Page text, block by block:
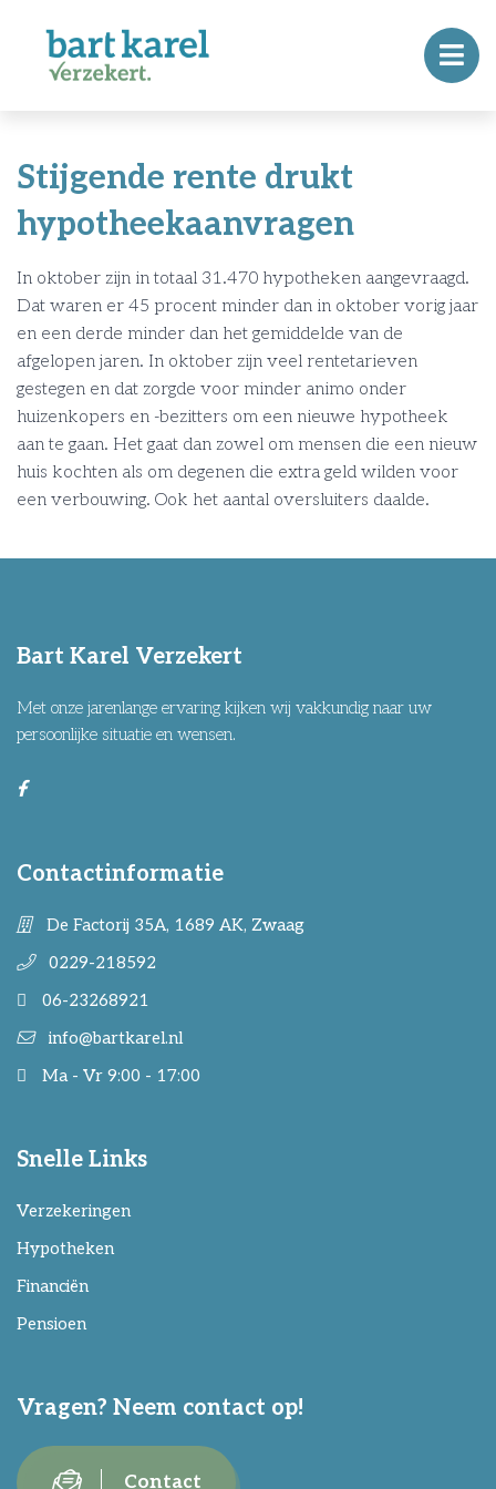
Stijgende rente drukt
hypotheekaanvragen
In oktober zijn in totaal 31.470 hypotheken aangevraagd.
Dat waren er 45 procent minder dan in oktober vorig jaar
en een derde minder dan het gemiddelde van de
afgelopen jaren. In oktober zijn veel rentetarieven
gestegen en dat zorgde voor minder animo onder
huizenkopers en -bezitters om een nieuwe hypotheek
aan te gaan. Het gaat dan zowel om mensen die een nieuw
huis kochten als om degenen die extra geld wilden voor
een verbouwing. Ook het aantal oversluiters daalde.
Bart Karel Verzekert
Met onze jarenlange ervaring kijken wij vakkundig naar uw
persoonlijke situatie en wensen.
Contactinformatie
De Factorij 35A, 1689 AK, Zwaag
0229-218592
06-23268921
info@bartkarel.nl
Ma - Vr 9:00 - 17:00
Snelle Links
Verzekeringen
Hypotheken
Financiën
Pensioen
Vragen? Neem contact op!
Contact